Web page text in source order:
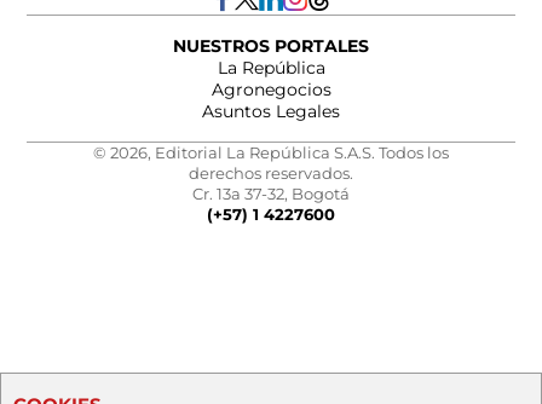
NUESTROS PORTALES
La República
Agronegocios
Asuntos Legales
© 2026, Editorial La República S.A.S. Todos los
derechos reservados.
Cr. 13a 37-32, Bogotá
(+57) 1 4227600